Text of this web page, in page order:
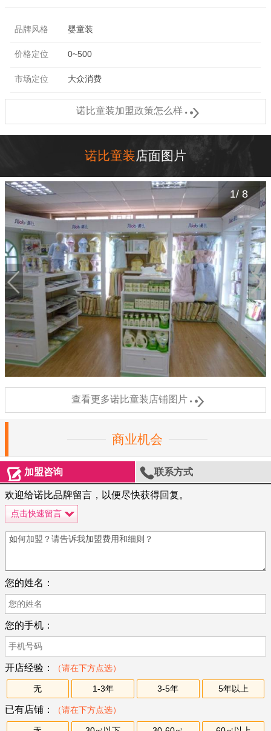
品牌风格 婴童装
价格定位 0~500
市场定位 大众消费
诺比童装加盟政策怎么样
诺比童装店面图片
1/ 8
查看更多诺比童装店铺图片
商业机会
加盟咨询 联系方式
欢迎给诺比品牌留言，以便尽快获得回复。
点击快速留言
您的姓名：
您的手机：
开店经验： （请在下方点选）
无 1-3年 3-5年 5年以上
已有店铺： （请在下方点选）